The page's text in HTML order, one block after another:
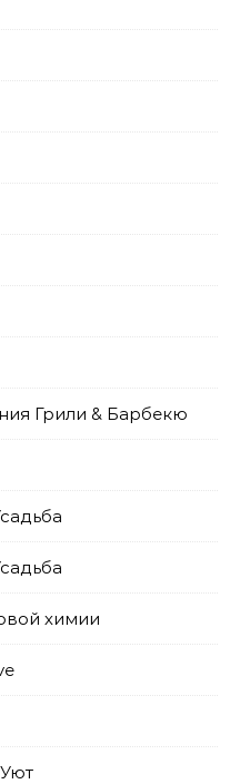
Грили & Барбекю
химии